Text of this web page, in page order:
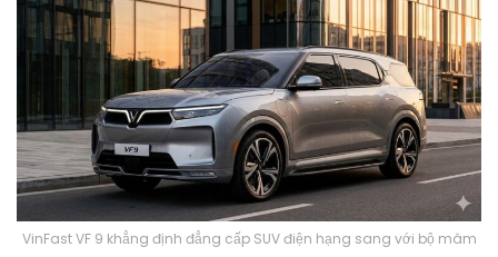
VinFast VF 9 khẳng định đẳng cấp SUV điện hạng sang với bộ mâm